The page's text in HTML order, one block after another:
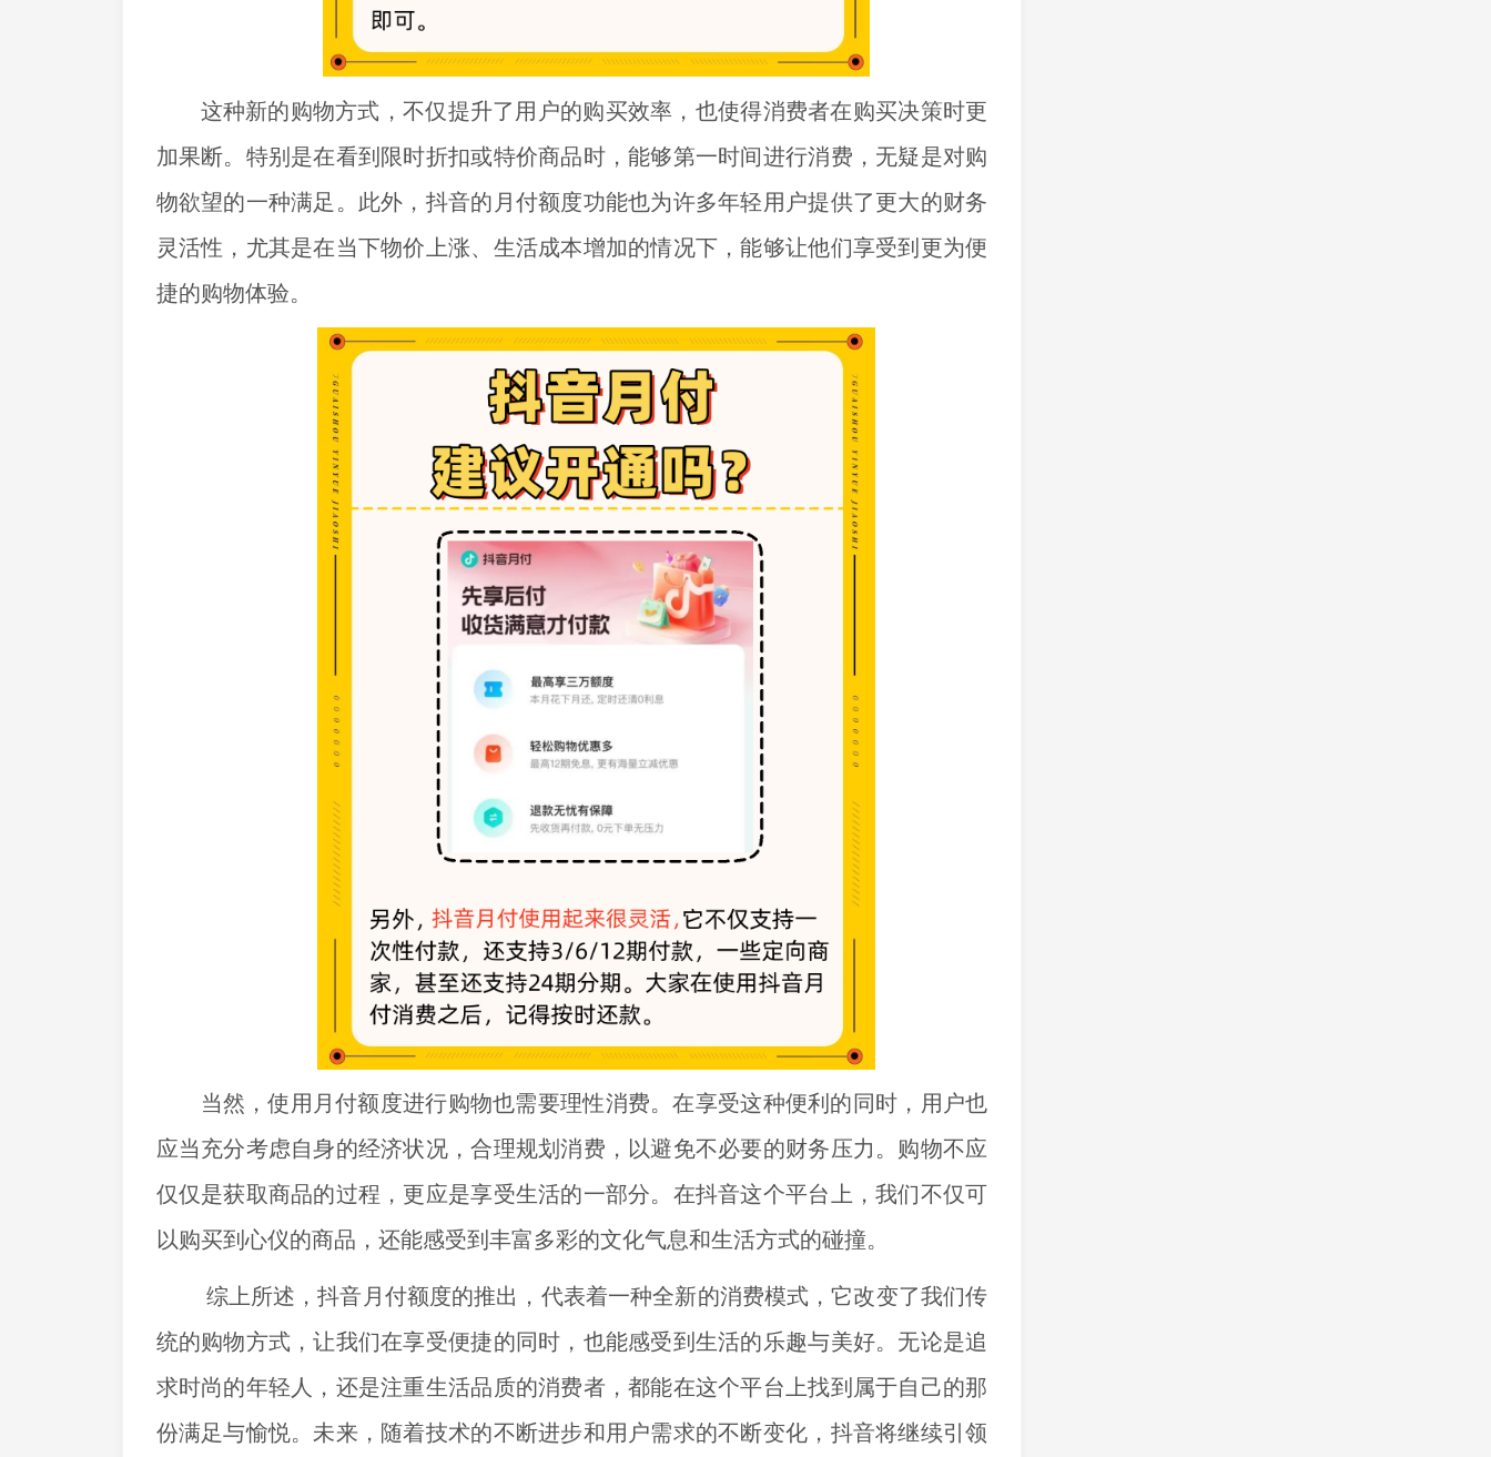
这种新的购物方式，不仅提升了用户的购买效率，也使得消费者在购买决策时更
加果断。特别是在看到限时折扣或特价商品时，能够第一时间进行消费，无疑是对购
物欲望的一种满足。此外，抖音的月付额度功能也为许多年轻用户提供了更大的财务
灵活性，尤其是在当下物价上涨、生活成本增加的情况下，能够让他们享受到更为便
捷的购物体验。
当然，使用月付额度进行购物也需要理性消费。在享受这种便利的同时，用户也
应当充分考虑自身的经济状况，合理规划消费，以避免不必要的财务压力。购物不应
仅仅是获取商品的过程，更应是享受生活的一部分。在抖音这个平台上，我们不仅可
以购买到心仪的商品，还能感受到丰富多彩的文化气息和生活方式的碰撞。
综上所述，抖音月付额度的推出，代表着一种全新的消费模式，它改变了我们传
统的购物方式，让我们在享受便捷的同时，也能感受到生活的乐趣与美好。无论是追
求时尚的年轻人，还是注重生活品质的消费者，都能在这个平台上找到属于自己的那
份满足与愉悦。未来，随着技术的不断进步和用户需求的不断变化，抖音将继续引领